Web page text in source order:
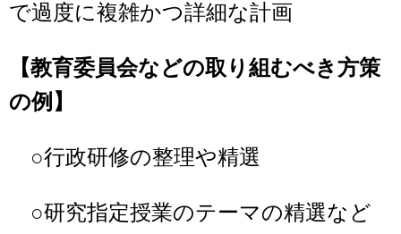
で過度に複雑かつ詳細な計画
【教育委員会などの取り組むべき方策
の例】
○行政研修の整理や精選
○研究指定授業のテーマの精選など